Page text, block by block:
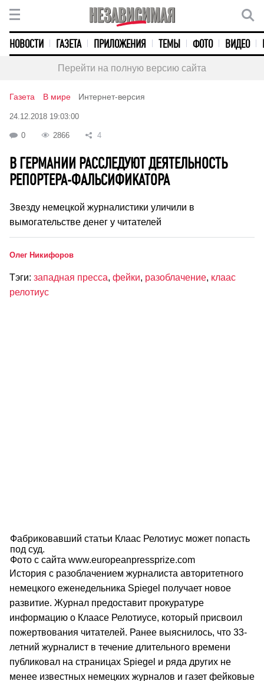
НОВОСТИ ГАЗЕТА ПРИЛОЖЕНИЯ ТЕМЫ ФОТО ВИДЕО
Перейти на полную версию сайта
Газета В мире Интернет-версия
24.12.2018 19:03:00
0 2866 4
В ГЕРМАНИИ РАССЛЕДУЮТ ДЕЯТЕЛЬНОСТЬ
РЕПОРТЕРА-ФАЛЬСИФИКАТОРА
Звезду немецкой журналистики уличили в
вымогательстве денег у читателей
Олег Никифоров
Тэги: западная пресса, фейки, разоблачение, клаас
релотиус
Фабриковавший статьи Клаас Релотиус может попасть
под суд.
Фото с сайта www.europeanpressprize.сom
История с разоблачением журналиста авторитетного
немецкого еженедельника Spiegel получает новое
развитие. Журнал предоставит прокуратуре
информацию о Клаасе Релотиусе, который присвоил
пожертвования читателей. Ранее выяснилось, что 33-
летний журналист в течение длительного времени
публиковал на страницах Spiegel и ряда других не
менее известных немецких журналов и газет фейковые